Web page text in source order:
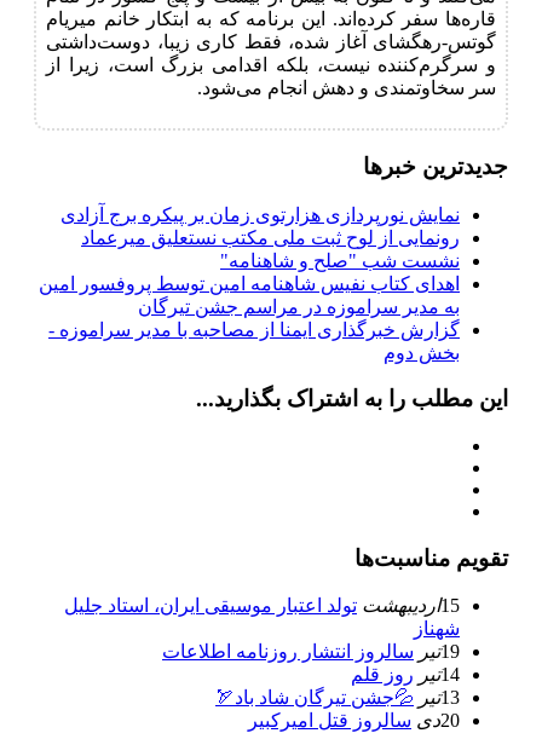
قاره‌ها سفر کرده‌اند. این برنامه که به ابتکار خانم میریام
گوتس-رهگشای آغاز شده، فقط کاری زیبا، دوست‌داشتی
و سرگرم‌کننده نیست، بلکه اقدامی بزرگ است، زیرا از
سر سخاوتمندی و دهش انجام می‌شود.
جدیدترین خبرها
نمایش نورپردازی هزارتوی زمان بر پیکره برج آزادی
رونمایی از لوح ثبت ملی مكتب نستعلیق میرعماد
نشست شب "صلح و شاهنامه"
اهدای کتاب نفیس شاهنامه امین توسط پروفسور امین
به مدیر سراموزه در مراسم جشن تیرگان
گزارش خبرگذاری ایمنا از مصاحبه با مدیر سراموزه -
بخش دوم
این مطلب را به اشتراک بگذارید...
تقویم مناسبت‌ها
15ارديبهشت تولد اعتبار موسيقى ايران، استاد جليل
شهناز
19تیر سالروز انتشار روزنامه اطلاعات
14تیر روز قلم
13تیر 💦جشن تیرگان شاد باد🏹
20دی سالروز قتل امیرکبیر